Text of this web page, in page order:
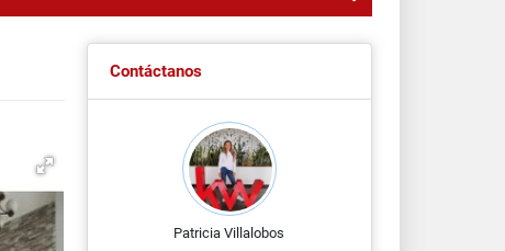
Contáctanos
Patricia Villalobos